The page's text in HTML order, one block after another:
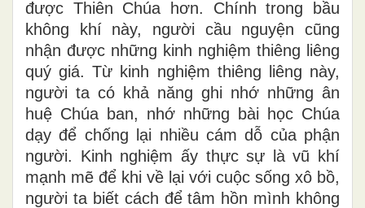
được Thiên Chúa hơn. Chính trong bầu
không khí này, người cầu nguyện cũng
nhận được những kinh nghiệm thiêng liêng
quý giá. Từ kinh nghiệm thiêng liêng này,
người ta có khả năng ghi nhớ những ân
huệ Chúa ban, nhớ những bài học Chúa
dạy để chống lại nhiều cám dỗ của phận
người. Kinh nghiệm ấy thực sự là vũ khí
mạnh mẽ để khi về lại với cuộc sống xô bồ,
người ta biết cách để tâm hồn mình không